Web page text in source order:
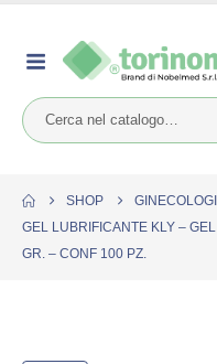
SHOP
GEL LUBRIFICANTE KLY –
GR. – CONF 100 PZ.